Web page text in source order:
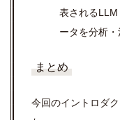
表される
ータを分析・
まとめ
今回のイントロダ